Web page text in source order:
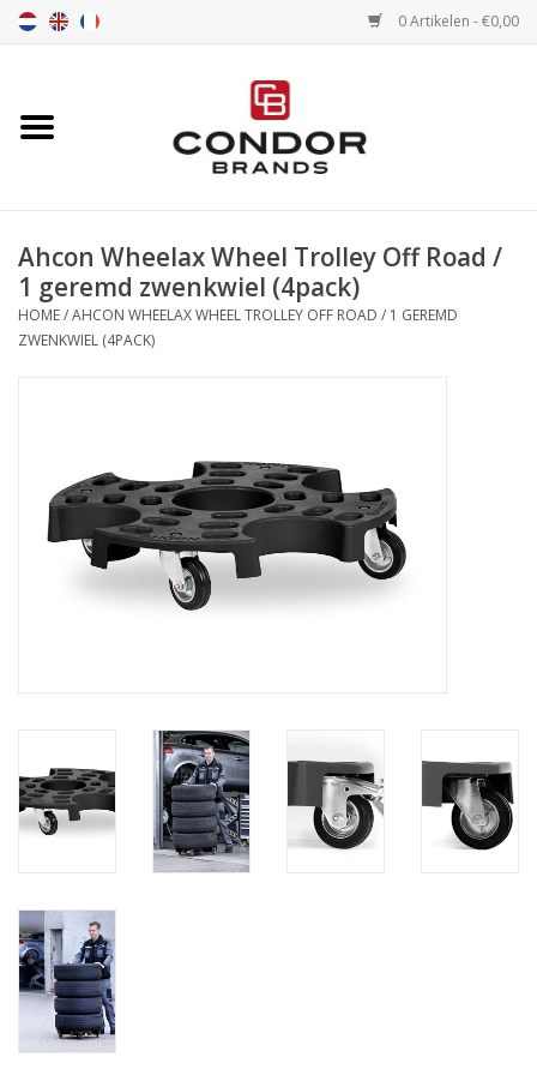
0 Artikelen - €0,00
Home
Motorsport Merchandise
Circuitbanden
Stopwatches
Merken
Ahcon Wheelax Wheel Trolley Off Road /
1 geremd zwenkwiel (4pack)
HOME/AHCON WHEELAX WHEEL TROLLEY OFF ROAD / 1 GEREMD
ZWENKWIEL (4PACK)